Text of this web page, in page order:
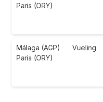
Paris (ORY)
Málaga (AGP)
Paris (ORY)
Vueling